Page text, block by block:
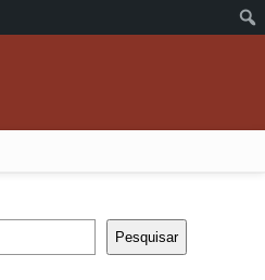
Pesquisar